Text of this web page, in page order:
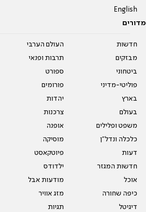
English
מדורים
חדשות
מבזקים
ביטחוני
פוליטי-מדיני
בארץ
בעולם
משפט ופלילים
כלכלה ונדל"ן
דעות
חדשות המגזר
אוכל
כיפה שחורה
דיגיטל
העולם הערבי
תרבות ופנאי
ספורט
פורומים
יהדות
צרכנות
אופנה
מוסיקה
פיוטקאסט
ילדודס
מודעות אבל
מזג אוויר
תגיות